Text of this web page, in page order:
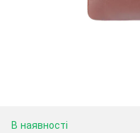
В наявності